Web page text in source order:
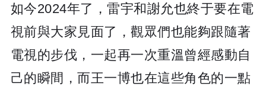
如今2024年了，雷宇和謝允也終于要在電
視前與大家見面了，觀眾們也能夠跟隨著
電視的步伐，一起再一次重溫曾經感動自
己的瞬間，而王一博也在這些角色的一點